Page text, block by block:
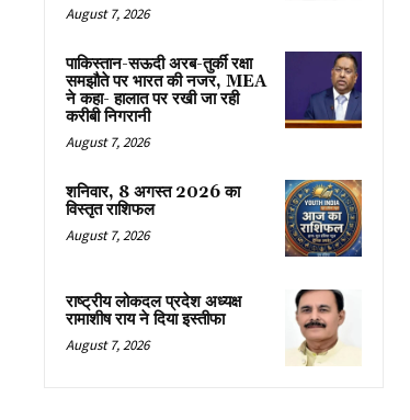
August 7, 2026
पाकिस्तान-सऊदी अरब-तुर्की रक्षा
समझौते पर भारत की नजर, MEA
ने कहा- हालात पर रखी जा रही
करीबी निगरानी
August 7, 2026
शनिवार, 8 अगस्त 2026 का
विस्तृत राशिफल
August 7, 2026
राष्ट्रीय लोकदल प्रदेश अध्यक्ष
रामाशीष राय ने दिया इस्तीफा
August 7, 2026